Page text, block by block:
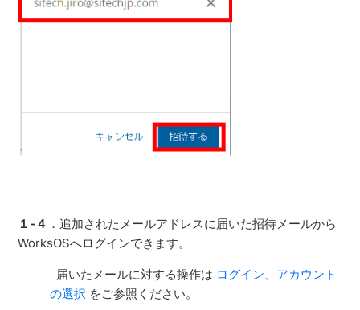
１-４ ．追加されたメールアドレスに届いた招待メールから
WorksOSへログインできます。
届いたメールに対する操作は ログイン、アカウント
の選択 をご参照ください。